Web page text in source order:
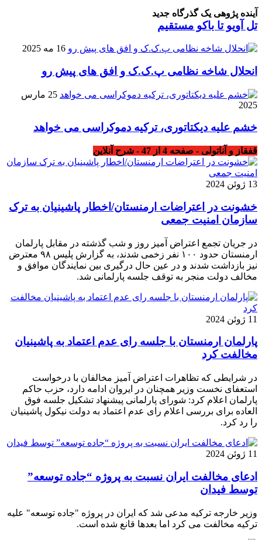
آینده پژوهی یک گذرگاه جدید
تل آویو تا باکو مستقیم
16 مه 2025
انحلال شاخه نظامی پ.ک.ک و افق های پیش رو
25 مارس
2025
خشم علیه دیکتاتوری، ترکیه دموکراسی می خواهد
قفقاز و آناتولی - صفحه 4 از 47 - شرح آنلاین
13 ژوئن 2024
خشونت در اعتراضات ارمنستان/اخطار پاشینیان به ترک
سازمان امنیت جمعی
در جریان تجمع اعتراض آمیز روز و شب گذشته در مقابل پارلمان
ارمنستان حدود ۱۰۰ نفر زخمی شدند، به گزارش پلیس ۹۸ معترض
نیز بازداشت شدند و در عین حال درگیری بین نمایندگان موافق و
مخالف دولت منجر به توقف جلسه پارلمانی شد.
11 ژوئن 2024
پارلمان ارمنستان با جلسه رای عدم اعتماد به پاشینیان
مخالفت کرد
در شرایطی که تظاهرات اعتراض آمیز مخالفان با درخواست
استعفای نخست وزیر همچنان در ایروان ادامه دارد، حزب حاکم
پارلمان اعلام کرد: شورای پارلمانی پیشنهاد تشکیل جلسه فوق
العاده برای بررسی اعلام رای عدم اعتماد به دولت نیکول پاشینیان
را رد کرد.
11 ژوئن 2024
ادعای مخالفت ایران نسبت به پروژه “جاده توسعه”
توسط فیدان
وزیر خارجه ترکیه مدعی شد که ایران در پروژه "جاده توسعه" علیه
ترکیه مخالفت می کرد اما بعدها قانع شده است.